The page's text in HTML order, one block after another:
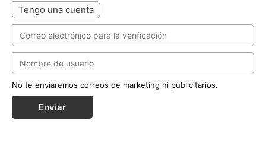
Tengo una cuenta
No te enviaremos correos de marketing ni publicitarios.
Enviar